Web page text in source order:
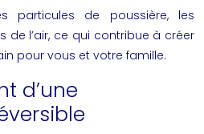
particules de poussière, les
de l’air, ce qui contribue à créer
pour vous et votre famille.
d’une